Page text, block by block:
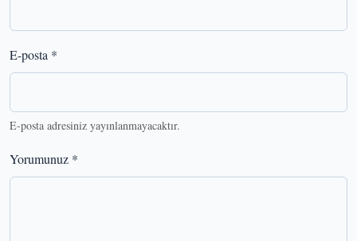
E-posta *
E-posta adresiniz yayınlanmayacaktır.
Yorumunuz *